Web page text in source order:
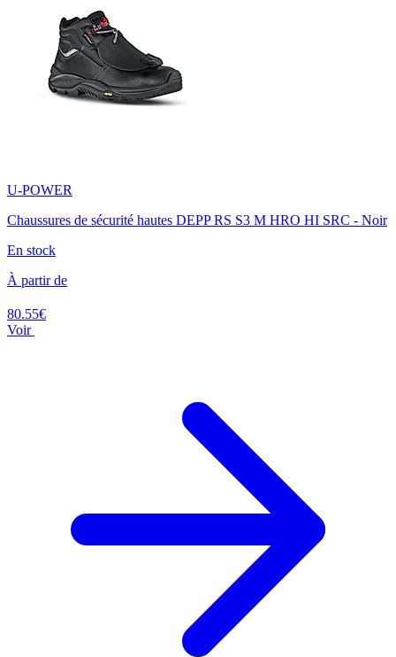
U-POWER
Chaussures de sécurité hautes DEPP RS S3 M HRO HI SRC - Noir
En stock
À partir de
80.55€
Voir